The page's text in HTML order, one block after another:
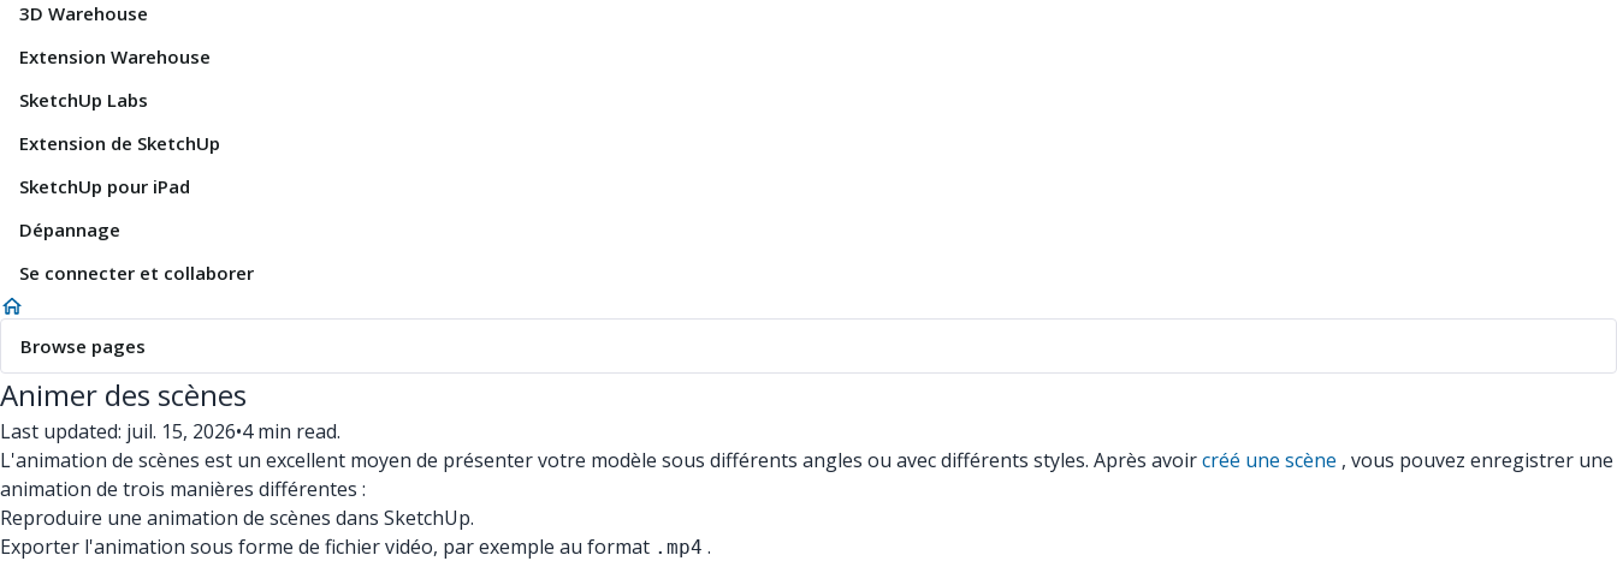
3D Warehouse
Extension Warehouse
SketchUp Labs
Extension de SketchUp
SketchUp pour iPad
Dépannage
Se connecter et collaborer
Browse pages
Animer des scènes
Last updated: juil. 15, 2026•4 min read.
L'animation de scènes est un excellent moyen de présenter votre modèle sous différents angles ou avec différents styles. Après avoircréé une scène , vous pouvez enregistrer une
animation de trois manières différentes :
Reproduire une animation de scènes dans SketchUp.
Exporter l'animation sous forme de fichier vidéo, par exemple au format .mp4 .